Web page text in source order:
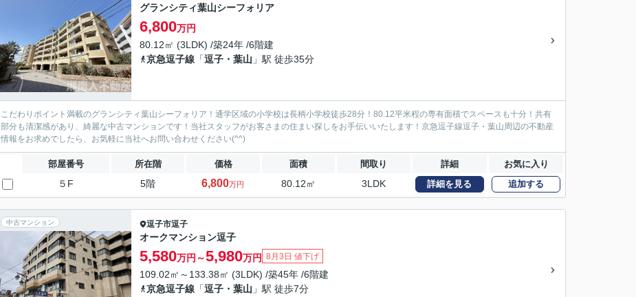
グランシティ葉山シーフォリア
6,800万円
80.12㎡ (3LDK) /築24年 /6階建
京急逗子線 「逗子・葉山 」駅 徒歩35分
こだわりポイント満載のグランシティ葉山シーフォリア！通学区域の小学校は長柄小学校徒歩28分！80.12平米程の専有面積でスペースも十分！共有
部分も清潔感があり、綺麗な中古マンションです！当社スタッフがお客さまの住まい探しをお手伝いいたします！京急逗子線逗子・葉山周辺の不動産
情報をお求めでしたら、お気軽に当社へお問い合わせください(^^)
部屋番号 所在階 価格 面積 間取り 詳細 お気に入り
５F 5階 6,800万円 80.12㎡ 3LDK 詳細を見る 追加する
中古マンション 逗子市逗子
オークマンション逗子
5,580万円～5,980万円 8月3日 値下げ
109.02㎡～133.38㎡ (3LDK) /築45年 /6階建
京急逗子線 「逗子・葉山 」駅 徒歩7分